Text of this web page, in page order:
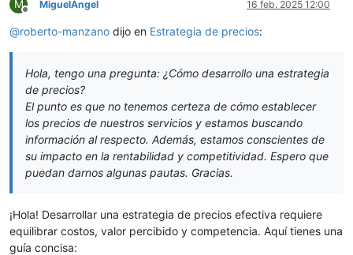
M
Desconectado
MiguelÁngel 16 feb. 2025 12:00
@roberto-manzano dijo en Estrategia de precios:
Hola, tengo una pregunta: ¿Cómo desarrollo una estrategia
de precios?
El punto es que no tenemos certeza de cómo establecer
los precios de nuestros servicios y estamos buscando
información al respecto. Además, estamos conscientes de
su impacto en la rentabilidad y competitividad. Espero que
puedan darnos algunas pautas. Gracias.
¡Hola! Desarrollar una estrategia de precios efectiva requiere
equilibrar costos, valor percibido y competencia. Aquí tienes una
guía concisa: